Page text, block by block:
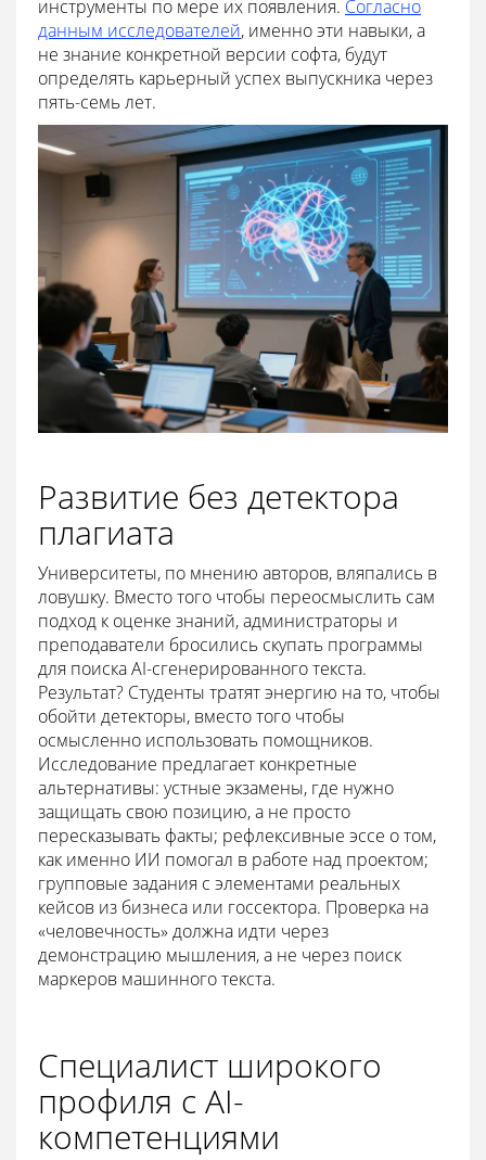
инструменты по мере их появления. Согласно
данным исследователей, именно эти навыки, а
не знание конкретной версии софта, будут
определять карьерный успех выпускника через
пять-семь лет.
Развитие без детектора
плагиата
Университеты, по мнению авторов, вляпались в
ловушку. Вместо того чтобы переосмыслить сам
подход к оценке знаний, администраторы и
преподаватели бросились скупать программы
для поиска AI-сгенерированного текста.
Результат? Студенты тратят энергию на то, чтобы
обойти детекторы, вместо того чтобы
осмысленно использовать помощников.
Исследование предлагает конкретные
альтернативы: устные экзамены, где нужно
защищать свою позицию, а не просто
пересказывать факты; рефлексивные эссе о том,
как именно ИИ помогал в работе над проектом;
групповые задания с элементами реальных
кейсов из бизнеса или госсектора. Проверка на
«человечность» должна идти через
демонстрацию мышления, а не через поиск
маркеров машинного текста.
Специалист широкого
профиля с AI-
компетенциями